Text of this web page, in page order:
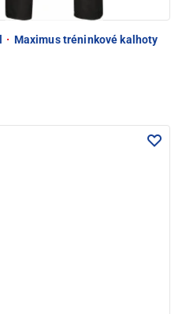
· Maximus tréninkové kalhoty